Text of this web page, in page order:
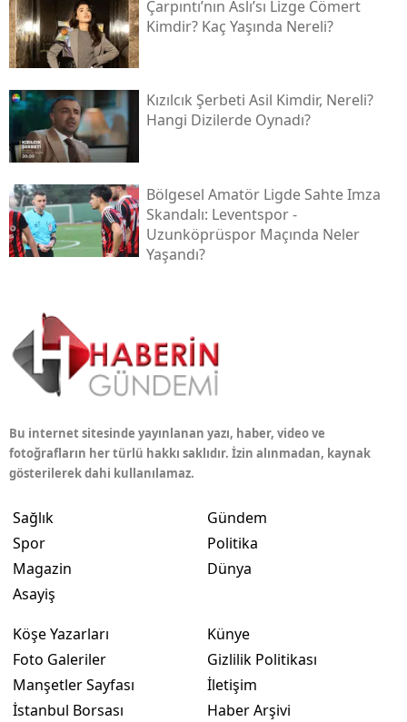
Çarpıntı’nın Aslı’sı Lizge Cömert
Kimdir? Kaç Yaşında Nereli?
Kızılcık Şerbeti Asil Kimdir, Nereli?
Hangi Dizilerde Oynadı?
Bölgesel Amatör Ligde Sahte Imza
Skandalı: Leventspor -
Uzunköprüspor Maçında Neler
Yaşandı?
Bu internet sitesinde yayınlanan yazı, haber, video ve
fotoğrafların her türlü hakkı saklıdır. İzin alınmadan, kaynak
gösterilerek dahi kullanılamaz.
Sağlık
Spor
Magazin
Asayiş
Gündem
Politika
Dünya
Köşe Yazarları
Foto Galeriler
Manşetler Sayfası
İstanbul Borsası
Künye
Gizlilik Politikası
İletişim
Haber Arşivi